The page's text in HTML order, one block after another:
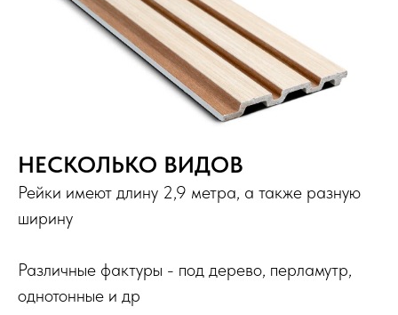
НЕСКОЛЬКО ВИДОВ
Рейки имеют длину 2,9 метра, а также разную
ширину
Различные фактуры - под дерево, перламутр,
однотонные и др